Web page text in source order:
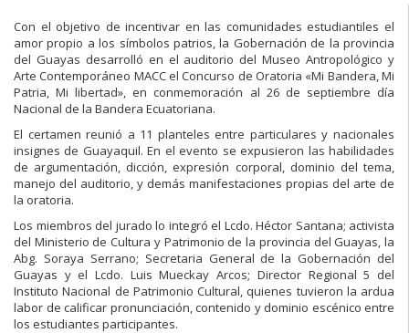
Con el objetivo de incentivar en las comunidades estudiantiles el
amor propio a los símbolos patrios, la Gobernación de la provincia
del Guayas desarrolló en el auditorio del Museo Antropológico y
Arte Contemporáneo MACC el Concurso de Oratoria «Mi Bandera, Mi
Patria, Mi libertad», en conmemoración al 26 de septiembre día
Nacional de la Bandera Ecuatoriana.
El certamen reunió a 11 planteles entre particulares y nacionales
insignes de Guayaquil. En el evento se expusieron las habilidades
de argumentación, dicción, expresión corporal, dominio del tema,
manejo del auditorio, y demás manifestaciones propias del arte de
la oratoria.
Los miembros del jurado lo integró el Lcdo. Héctor Santana; activista
del Ministerio de Cultura y Patrimonio de la provincia del Guayas, la
Abg. Soraya Serrano; Secretaria General de la Gobernación del
Guayas y el Lcdo. Luis Mueckay Arcos; Director Regional 5 del
Instituto Nacional de Patrimonio Cultural, quienes tuvieron la ardua
labor de calificar pronunciación, contenido y dominio escénico entre
los estudiantes participantes.